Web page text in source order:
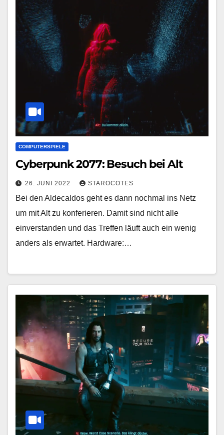
COMPUTERSPIELE
Cyberpunk 2077: Besuch bei Alt
26. JUNI 2022 STAROCOTES
Bei den Aldecaldos geht es dann nochmal ins Netz
um mit Alt zu konferieren. Damit sind nicht alle
einverstanden und das Treffen läuft auch ein wenig
anders als erwartet. Hardware:…